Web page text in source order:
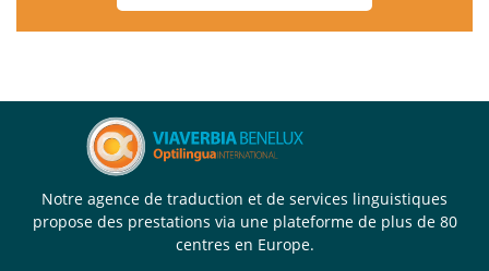
Notre agence de traduction et de services linguistiques
propose des prestations via une plateforme de plus de 80
centres en Europe.